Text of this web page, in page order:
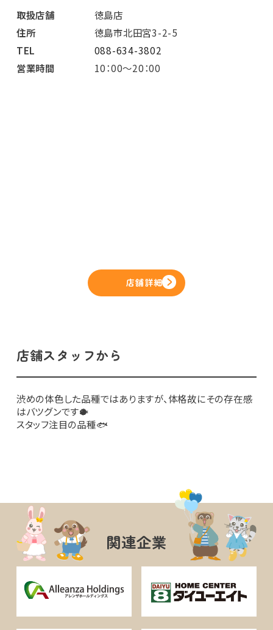
取扱店舗
徳島店
住所
徳島市北田宮3-2-5
TEL
088-634-3802
営業時間
10：00～20：00
店舗詳細
店舗スタッフから
渋めの体色した品種ではありますが、体格故にその存在感
はバツグンです🐡
スタッフ注目の品種🐟
関連企業